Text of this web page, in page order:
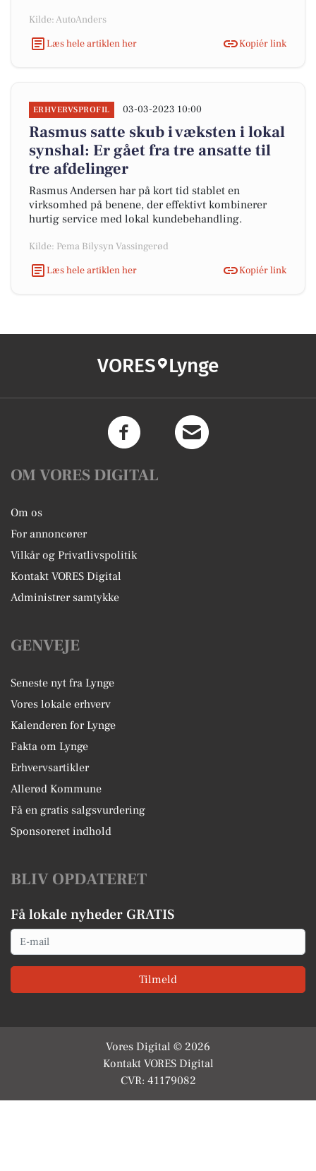
Kilde: AutoAnders
Læs hele artiklen her
Kopiér link
ERHVERVSPROFIL 03-03-2023 10:00
Rasmus satte skub i væksten i lokal
synshal: Er gået fra tre ansatte til
tre afdelinger
Rasmus Andersen har på kort tid stablet en
virksomhed på benene, der effektivt kombinerer
hurtig service med lokal kundebehandling.
Kilde: Pema Bilysyn Vassingerød
Læs hele artiklen her
Kopiér link
VORES Lynge
OM VORES DIGITAL
Om os
For annoncører
Vilkår og Privatlivspolitik
Kontakt VORES Digital
Administrer samtykke
GENVEJE
Seneste nyt fra Lynge
Vores lokale erhverv
Kalenderen for Lynge
Fakta om Lynge
Erhvervsartikler
Allerød Kommune
Få en gratis salgsvurdering
Sponsoreret indhold
BLIV OPDATERET
Få lokale nyheder GRATIS
Email
Tilmeld
Vores Digital © 2026
Kontakt VORES Digital
CVR: 41179082